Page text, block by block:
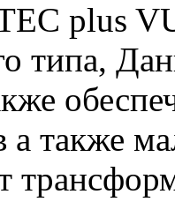
plus
типа,
а также